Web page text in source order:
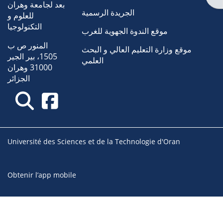
بعد لجامعة وهران
للعلوم و
التكنولوجيا
المنور ص ب
1505، بير الجير
31000 وهران
الجزائر
الجريدة الرسمية
موقع الندوة الجهوية للغرب
موقع وزارة التعليم العالي و البحث
العلمي
Université des Sciences et de la Technologie d'Oran
Obtenir l’app mobile